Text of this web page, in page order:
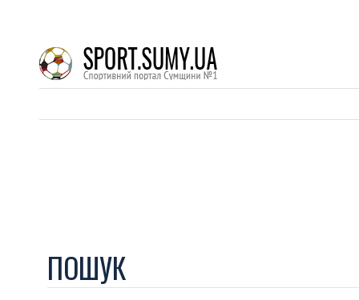
ПОШУК